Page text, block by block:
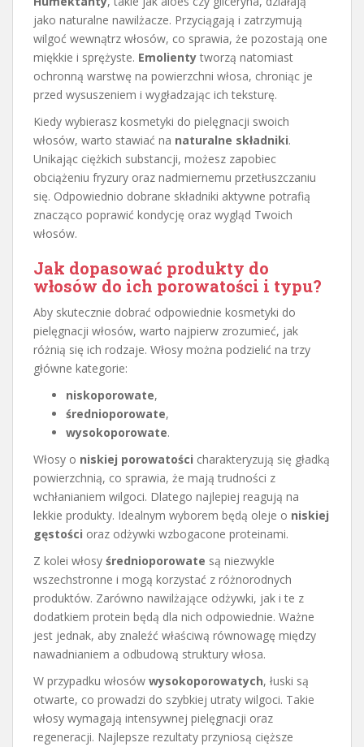
jako naturalne nawilżacze. Przyciągają i zatrzymują
wilgoć wewnątrz włosów, co sprawia, że pozostają one
miękkie i sprężyste. Emolienty tworzą natomiast
ochronną warstwę na powierzchni włosa, chroniąc je
przed wysuszeniem i wygładzając ich teksturę.
Kiedy wybierasz kosmetyki do pielęgnacji swoich
włosów, warto stawiać na naturalne składniki.
Unikając ciężkich substancji, możesz zapobiec
obciążeniu fryzury oraz nadmiernemu przetłuszczaniu
się. Odpowiednio dobrane składniki aktywne potrafią
znacząco poprawić kondycję oraz wygląd Twoich
włosów.
Jak dopasować produkty do
włosów do ich porowatości i typu?
Aby skutecznie dobrać odpowiednie kosmetyki do
pielęgnacji włosów, warto najpierw zrozumieć, jak
różnią się ich rodzaje. Włosy można podzielić na trzy
główne kategorie:
niskoporowate,
średnioporowate,
wysokoporowate.
Włosy o niskiej porowatości charakteryzują się gładką
powierzchnią, co sprawia, że mają trudności z
wchłanianiem wilgoci. Dlatego najlepiej reagują na
lekkie produkty. Idealnym wyborem będą oleje o niskiej
gęstości oraz odżywki wzbogacone proteinami.
Z kolei włosy średnioporowate są niezwykle
wszechstronne i mogą korzystać z różnorodnych
produktów. Zarówno nawilżające odżywki, jak i te z
dodatkiem protein będą dla nich odpowiednie. Ważne
jest jednak, aby znaleźć właściwą równowagę między
nawadnianiem a odbudową struktury włosa.
W przypadku włosów wysokoporowatych, łuski są
otwarte, co prowadzi do szybkiej utraty wilgoci. Takie
włosy wymagają intensywnej pielęgnacji oraz
regeneracji. Najlepsze rezultaty przyniosą cięższe